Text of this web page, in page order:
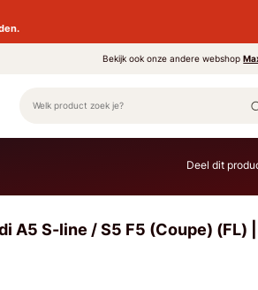
Bekijk ook onze andere webshop
Deel dit
A5 S-line / S5 F5 (Coupe) (FL) |